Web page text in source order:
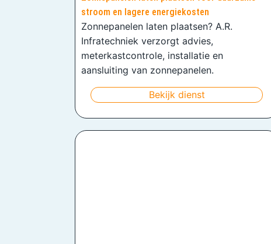
stroom en lagere energiekosten
Zonnepanelen laten plaatsen? A.R.
Infratechniek verzorgt advies,
meterkastcontrole, installatie en
aansluiting van zonnepanelen.
Bekijk dienst